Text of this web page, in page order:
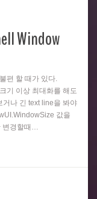
Window
편 할 때가 있다.
기 이상 최대화를 해도
거나 긴 text line을 봐야
값을
변경할때…